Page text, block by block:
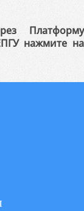
Платформу
нажмите на